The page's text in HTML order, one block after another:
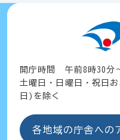
開庁時間 午前8時30分
土曜日・日曜日・祝日
日)を除く
各地域の庁舎への